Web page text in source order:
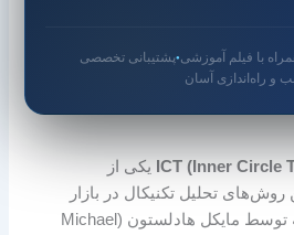
با فیلم آموزشی ●پشتیبانی تخصصی
و راه‌اندازی آسان
یکی از
تحلیل تکنیکال در بازار
فارکس است. این سبک که توسط مایکل هادلستون (Michael